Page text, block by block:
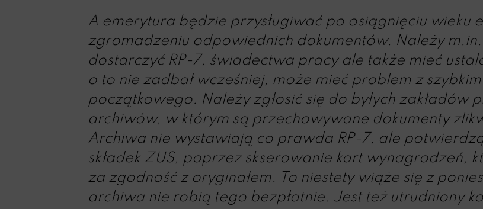
A emerytura będzie przysługiwać po osiągnięciu wieku
zgromadzeniu odpowiednich dokumentów. Należy
dostarczyć RP-7, świadectwa pracy ale także mieć
o to nie zadbał wcześniej, może mieć problem z
początkowego. Należy zgłosić się do byłych zakładów
archiwów, w którym są przechowywane dokumenty
Archiwa nie wystawiają co prawda RP-7, ale
składek ZUS, poprzez skserowanie kart wynagrodzeń,
za zgodność z oryginałem. To niestety wiąże się z
archiwa nie robią tego bezpłatnie. Jest też utrudniony